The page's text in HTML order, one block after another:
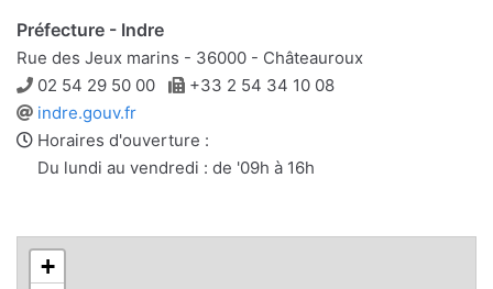
Préfecture - Indre
Rue des Jeux marins - 36000 - Châteauroux
Téléphone
02 54 29 50 00 Télécopie
+33 2 54 34 10 08
Site
web
indre.gouv.fr
Horaires d'ouverture :
Du lundi au vendredi : de '09h à 16h
+